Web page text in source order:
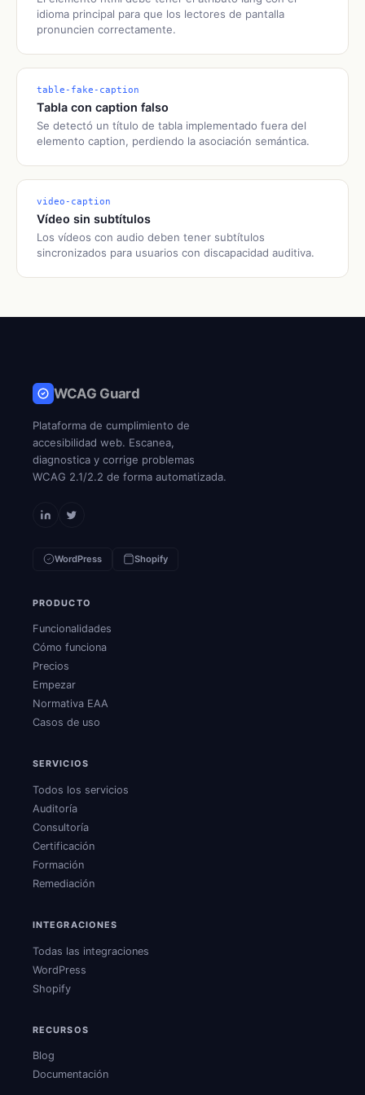
idioma principal para que los lectores de pantalla
pronuncien correctamente.
table-fake-caption
Tabla con caption falso
Se detectó un título de tabla implementado fuera del
elemento caption, perdiendo la asociación semántica.
video-caption
Vídeo sin subtítulos
Los vídeos con audio deben tener subtítulos
sincronizados para usuarios con discapacidad auditiva.
WCAG Guard
Plataforma de cumplimiento de
accesibilidad web. Escanea,
diagnostica y corrige problemas
WCAG 2.1/2.2 de forma automatizada.
WordPress Shopify
PRODUCTO
Funcionalidades
Cómo funciona
Precios
Empezar
Normativa EAA
Casos de uso
SERVICIOS
Todos los servicios
Auditoría
Consultoría
Certificación
Formación
Remediación
INTEGRACIONES
Todas las integraciones
WordPress
Shopify
RECURSOS
Blog
Documentación